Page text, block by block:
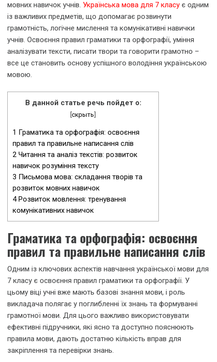
мовних навичок учнів. Українська мова для 7 класу є одним
із важливих предметів, що допомагає розвинути
грамотність, логічне мислення та комунікативні навички
учнів. Освоєння правил граматики та орфографії, уміння
аналізувати тексти, писати твори та говорити грамотно –
все це становить основу успішного володіння українською
мовою.
В данной статье речь пойдет о:
[скрыть]
1 Граматика та орфографія: освоєння
правил та правильне написання слів
2 Читання та аналіз текстів: розвиток
навичок розуміння тексту
3 Письмова мова: складання творів та
розвиток мовних навичок
4Розвиток мовлення: тренування
комунікативних навичок
Граматика та орфографія: освоєння
правил та правильне написання слів
Одним із ключових аспектів навчання української мови для
7 класу є освоєння правил граматики та орфографії. У
цьому віці учні вже мають базові знання мови, і роль
викладача полягає у поглибленні їх знань та формуванні
грамотної мови. Для цього важливо використовувати
ефективні підручники, які ясно та доступно пояснюють
правила мови, дають достатню кількість вправ для
закріплення та перевірки знань.